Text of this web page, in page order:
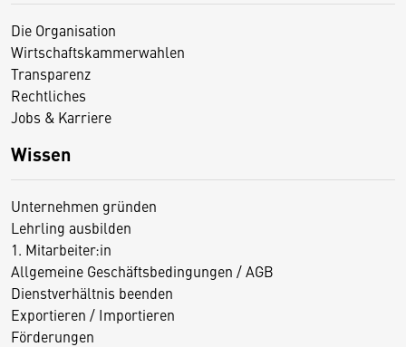
Die Organisation
Wirtschaftskammerwahlen
Transparenz
Rechtliches
Jobs & Karriere
Wissen
Unternehmen gründen
Lehrling ausbilden
1. Mitarbeiter:in
Allgemeine Geschäftsbedingungen / AGB
Dienstverhältnis beenden
Exportieren / Importieren
Förderungen